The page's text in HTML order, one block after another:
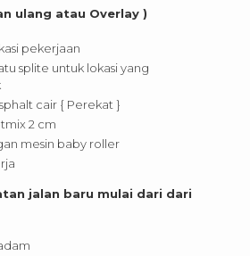
ulang atau Overlay )
pekerjaan
splite untuk lokasi yang
cair { Perekat }
2 cm
mesin baby roller
jalan baru mulai dari dari